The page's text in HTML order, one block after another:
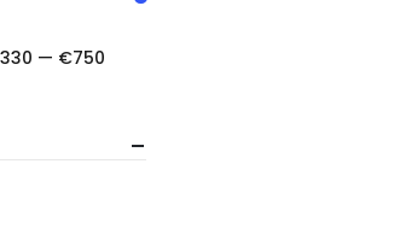
— €750